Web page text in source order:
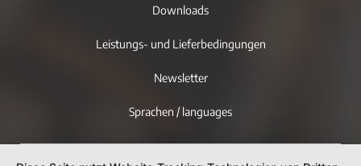
Downloads
Leistungs- und Lieferbedingungen
Newsletter
Sprachen / languages